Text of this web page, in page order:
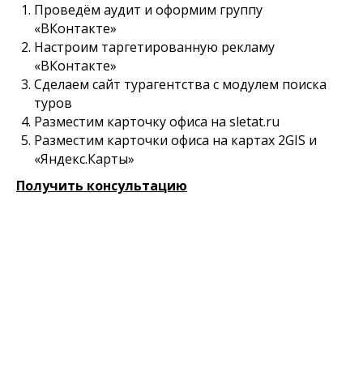
Проведём аудит и оформим группу
«ВКонтакте»
Настроим таргетированную рекламу
«ВКонтакте»
Сделаем сайт турагентства с модулем поиска
туров
Разместим карточку офиса на sletat.ru
Разместим карточки офиса на картах 2GIS и
«Яндекс.Карты»
Получить консультацию